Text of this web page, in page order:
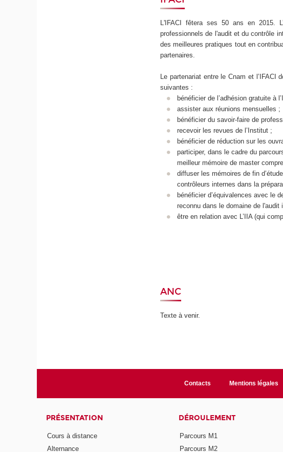
L'IFACI fêtera ses 50 ans en 2015.
professionnels de l'audit et du contrôle
des meilleures pratiques tout en
partenaires.
Le partenariat entre le Cnam et l’IFACI
suivantes :
bénéficier de l’adhésion gratuite à
assister aux réunions mensuelles ;
bénéficier du savoir-faire de
recevoir les revues de l’Institut ;
bénéficier de réduction sur les
participer, dans le cadre du
meilleur mémoire de master
diffuser les mémoires de fin
contrôleurs internes dans la
bénéficier d’équivalences avec le
reconnu dans le domaine de l'audit
être en relation avec L’IIA (qui
ANC
Texte à venir.
Contacts Mentions légales
PRÉSENTATION
Cours à distance
Alternance
DÉROULEMENT
Parcours M1
Parcours M2